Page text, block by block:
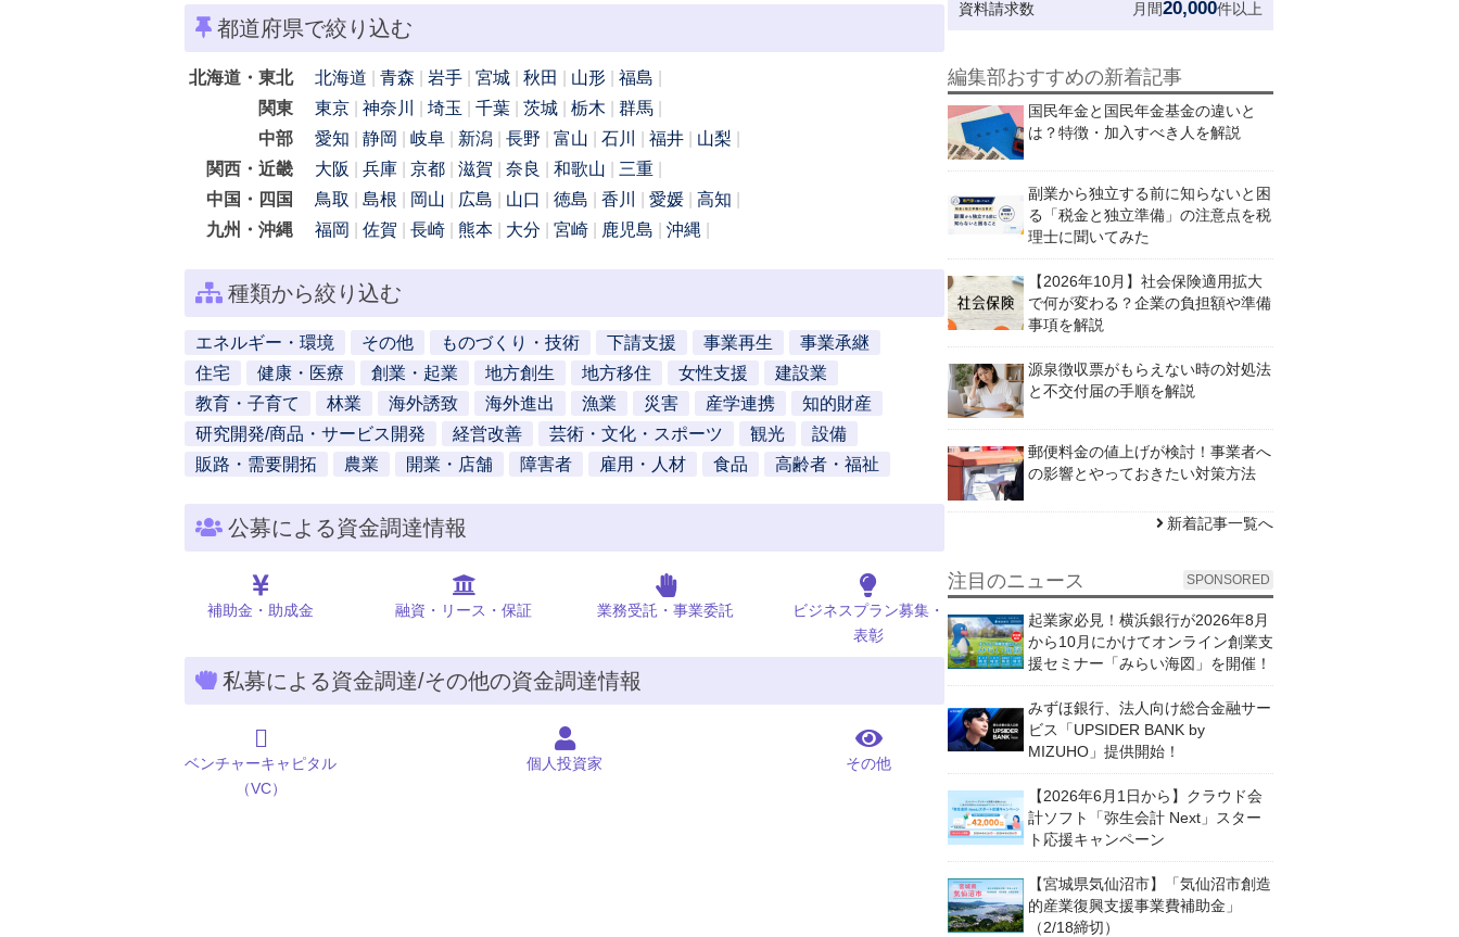
都道府県で絞り込む
北海道・東北 北海道 青森 岩手 宮城 秋田 山形
福島
関東
東京 神奈川 埼玉 千葉 茨城 栃木
群馬
中部
愛知 静岡 岐阜 新潟 長野 富山 石川 福井
山梨
関西・近畿
大阪 兵庫 京都 滋賀 奈良 和歌山
三重
中国・四国
鳥取 島根 岡山 広島 山口 徳島 香川 愛媛
高知
九州・沖縄
福岡 佐賀 長崎 熊本 大分 宮崎 鹿児島 沖縄
種類から絞り込む
エネルギー・環境 その他 ものづくり・技術 下請支援 事業再生
事業承継
住宅
健康・医療 創業・起業 地方創生 地方移住 女性支援
建設業
教育・子育て
林業 海外誘致 海外進出 漁業 災害 産学連携
知的財産
研究開発/商品・サービス開発
経営改善 芸術・文化・スポーツ 観光
設備
販路・需要開拓
農業 開業・店舗 障害者 雇用・人材 食品 高齢者・福祉
公募による資金調達情報
補助金・助成金 融資・リース・保証 業務受託・事業委託
ビジネスプラン募集・
表彰
私募による資金調達/その他の資金調達情報
ベンチャーキャピタル
（VC）
個人投資家 その他
資料請求数
月間20,000件以上
編集部おすすめの新着記事
国民年金と国民年金基金の違いと
は？特徴・加入すべき人を解説
副業から独立する前に知らないと困
る「税金と独立準備」の注意点を税
理士に聞いてみた
【2026年10月】社会保険適用拡大
で何が変わる？企業の負担額や準備
事項を解説
源泉徴収票がもらえない時の対処法
と不交付届の手順を解説
郵便料金の値上げが検討！事業者へ
の影響とやっておきたい対策方法
新着記事一覧へ
注目のニュース SPONSORED
起業家必見！横浜銀行が2026年8月
から10月にかけてオンライン創業支
援セミナー「みらい海図」を開催！
みずほ銀行、法人向け総合金融サー
ビス「UPSIDER BANK by
MIZUHO」提供開始！
【2026年6月1日から】クラウド会
計ソフト「弥生会計 Next」スター
ト応援キャンペーン
【宮城県気仙沼市】「気仙沼市創造
的産業復興支援事業費補助金」
（2/18締切）